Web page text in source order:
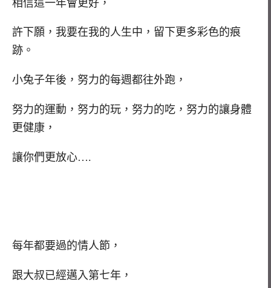
相信這一年會更好，
許下願，我要在我的人生中，留下更多彩色的痕
跡。
小兔子年後，努力的每週都往外跑，
努力的運動，努力的玩，努力的吃，努力的讓身體
更健康，
讓你們更放心….
每年都要過的情人節，
跟大叔已經邁入第七年，